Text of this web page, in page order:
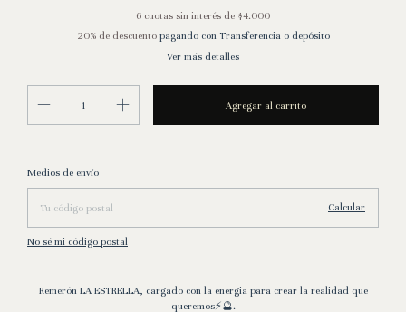
6 cuotas sin interés de $4.000
20% de descuentopagando con Transferencia o depósito
Ver más detalles
Entregas para el CP:
Medios de envío
Calcular
No sé mi código postal
Remerón LA ESTRELLA, cargado con la energia para crear la realidad que
queremos⚡🔮.